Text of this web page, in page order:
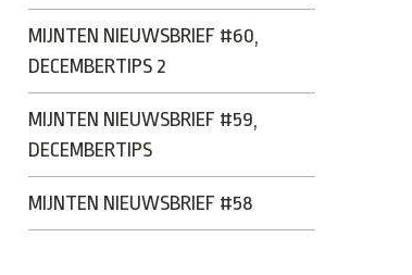
MIJNTEN NIEUWSBRIEF #60,
DECEMBERTIPS 2
MIJNTEN NIEUWSBRIEF #59,
DECEMBERTIPS
MIJNTEN NIEUWSBRIEF #58